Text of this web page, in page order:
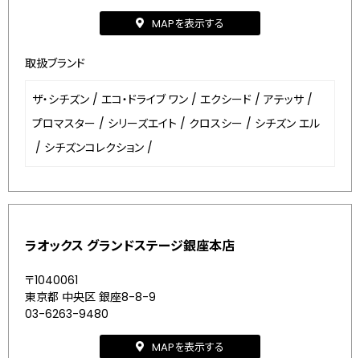
MAPを表示する
取扱ブランド
ザ・シチズン / エコ・ドライブ ワン / エクシード / アテッサ /
プロマスター / シリーズエイト / クロスシー / シチズン エル
/ シチズンコレクション /
ラオックス グランドステージ銀座本店
〒1040061
東京都 中央区 銀座8-8-9
03-6263-9480
MAPを表示する